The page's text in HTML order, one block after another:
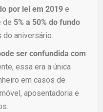
por lei em 2019 e
de 5% a 50% do fundo
do aniversário.
ser confundida com
essa era a única
em casos de
aposentadoria e